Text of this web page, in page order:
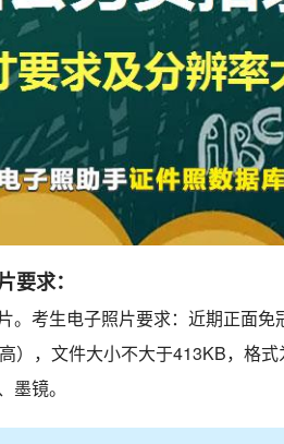
要求：
。考生电子照片要求：近期正面
），文件大小不大于413KB，格
镜。